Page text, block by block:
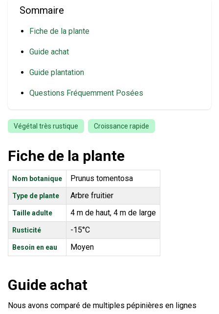
Sommaire
Fiche de la plante
Guide achat
Guide plantation
Questions Fréquemment Posées
Végétal très rustique Croissance rapide
Fiche de la plante
Nom botanique Prunus tomentosa
Type de plante Arbre fruitier
Taille adulte 4 m de haut, 4 m de large
Rusticité -15°C
Besoin en eau Moyen
Guide achat
Nous avons comparé de multiples pépinières en lignes